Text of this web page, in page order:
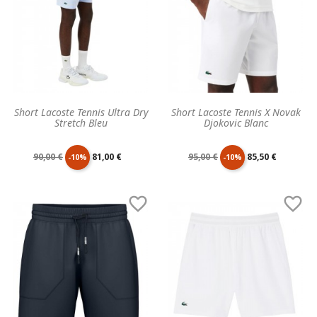
Short Lacoste Tennis Ultra Dry
Stretch Bleu
Prix
90,00 € -10% Prix
81,00 €
Short Lacoste Tennis X Novak
Djokovic Blanc
Prix
95,00 € -10% Prix
85,50 €
 